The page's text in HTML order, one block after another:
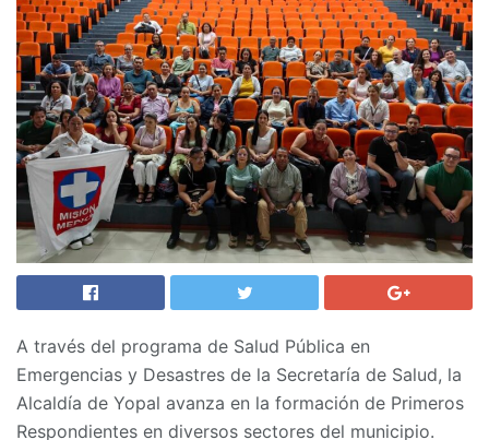
A través del programa de Salud Pública en
Emergencias y Desastres de la Secretaría de Salud, la
Alcaldía de Yopal avanza en la formación de Primeros
Respondientes en diversos sectores del municipio.